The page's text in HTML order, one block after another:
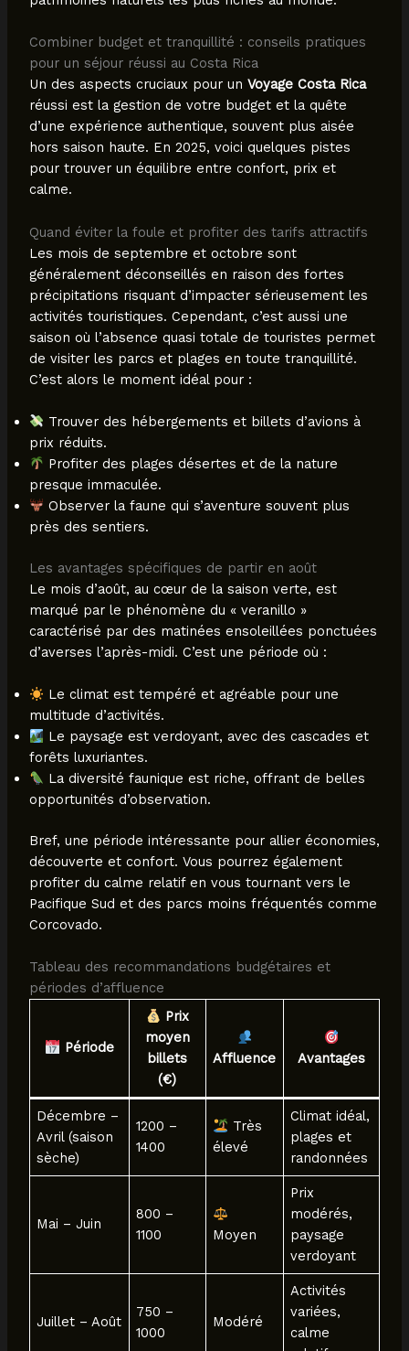
Combiner budget et tranquillité : conseils pratiques
pour un séjour réussi au Costa Rica
Un des aspects cruciaux pour un Voyage Costa Rica
réussi est la gestion de votre budget et la quête
d’une expérience authentique, souvent plus aisée
hors saison haute. En 2025, voici quelques pistes
pour trouver un équilibre entre confort, prix et
calme.
Quand éviter la foule et profiter des tarifs attractifs
Les mois de septembre et octobre sont
généralement déconseillés en raison des fortes
précipitations risquant d’impacter sérieusement les
activités touristiques. Cependant, c’est aussi une
saison où l’absence quasi totale de touristes permet
de visiter les parcs et plages en toute tranquillité.
C’est alors le moment idéal pour :
Trouver des hébergements et billets d’avions à
prix réduits.
Profiter des plages désertes et de la nature
presque immaculée.
Observer la faune qui s’aventure souvent plus
près des sentiers.
Les avantages spécifiques de partir en août
Le mois d’août, au cœur de la saison verte, est
marqué par le phénomène du « veranillo »
caractérisé par des matinées ensoleillées ponctuées
d’averses l’après-midi. C’est une période où :
Le climat est tempéré et agréable pour une
multitude d’activités.
Le paysage est verdoyant, avec des cascades et
forêts luxuriantes.
La diversité faunique est riche, offrant de belles
opportunités d’observation.
Bref, une période intéressante pour allier économies,
découverte et confort. Vous pourrez également
profiter du calme relatif en vous tournant vers le
Pacifique Sud et des parcs moins fréquentés comme
Corcovado.
Tableau des recommandations budgétaires et
périodes d’affluence
Période
Prix
moyen
billets
(€)
Affluence Avantages
Décembre –
Avril (saison
sèche)
1200 –
1400
Très
élevé
Climat idéal,
plages et
randonnées
Mai – Juin
800 –
1100
Moyen
Prix
modérés,
paysage
verdoyant
Juillet – Août
750 –
1000
Modéré
Activités
variées,
calme